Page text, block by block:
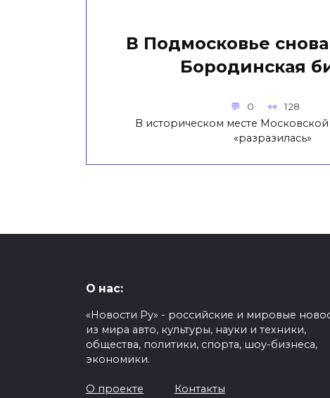
В Подмосковье
Бородинская
0 128
В историческом месте Московской
«разразилась»
О нас:
«Новости Ру» - российские и мировые
из мира авто, культуры, науки и техники,
общества, политики, спорта, шоу-бизнеса,
экономики.
О проекте Контакты